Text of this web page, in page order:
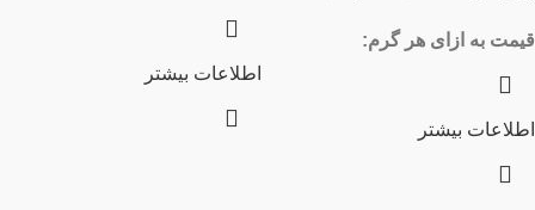
قیمت به ازای هر گرم:
اطلاعات بیشتر
اطلاعات بیشتر